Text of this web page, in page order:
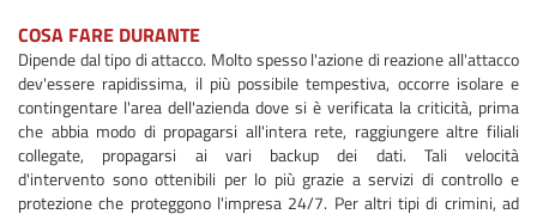
COSA FARE DURANTE
Dipende dal tipo di attacco. Molto spesso l'azione di reazione all'attacco
dev'essere rapidissima, il più possibile tempestiva, occorre isolare e
contingentare l'area dell'azienda dove si è verificata la criticità, prima
che abbia modo di propagarsi all'intera rete, raggiungere altre filiali
collegate, propagarsi ai vari backup dei dati. Tali velocità
d'intervento sono ottenibili per lo più grazie a servizi di controllo e
protezione che proteggono l'impresa 24/7. Per altri tipi di crimini, ad